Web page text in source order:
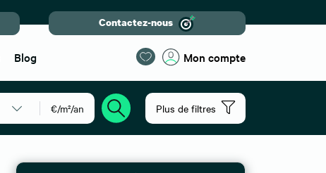
Contactez-nous
Blog Mon compte
€/m²/an Plus de filtres